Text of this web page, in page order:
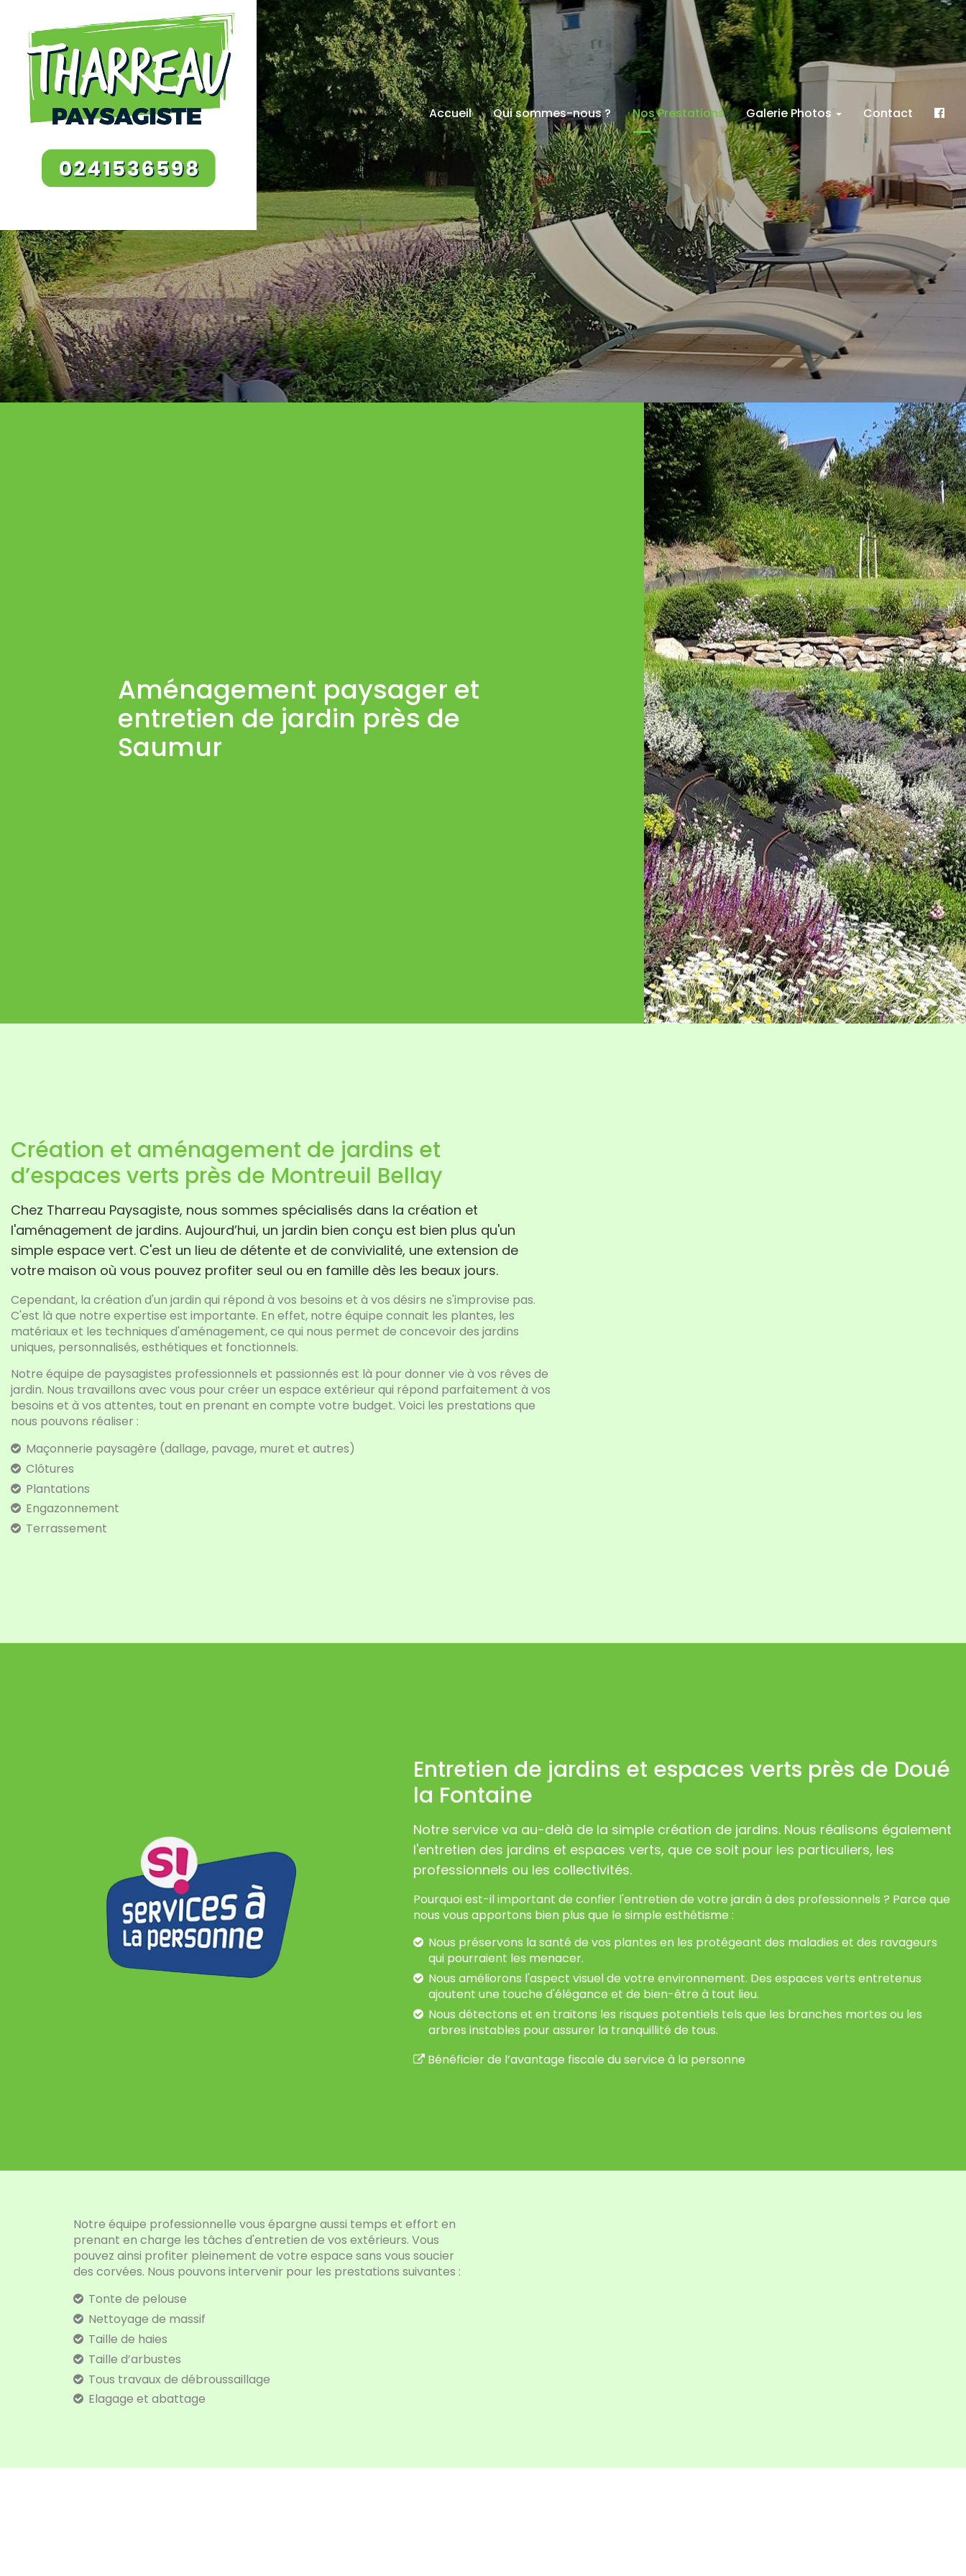
Accueil Qui sommes-nous ? Nos Prestations Galerie Photos Contact
Aménagement paysager et
entretien de jardin près de
Saumur
Création et aménagement de jardins et
d’espaces verts près de Montreuil Bellay
Chez Tharreau Paysagiste, nous sommes spécialisés dans la création et
l'aménagement de jardins. Aujourd’hui, un jardin bien conçu est bien plus qu'un
simple espace vert. C'est un lieu de détente et de convivialité, une extension de
votre maison où vous pouvez profiter seul ou en famille dès les beaux jours.
Cependant, la création d'un jardin qui répond à vos besoins et à vos désirs ne s'improvise pas.
C'est là que notre expertise est importante. En effet, notre équipe connait les plantes, les
matériaux et les techniques d'aménagement, ce qui nous permet de concevoir des jardins
uniques, personnalisés, esthétiques et fonctionnels.
Notre équipe de paysagistes professionnels et passionnés est là pour donner vie à vos rêves de
jardin. Nous travaillons avec vous pour créer un espace extérieur qui répond parfaitement à vos
besoins et à vos attentes, tout en prenant en compte votre budget. Voici les prestations que
nous pouvons réaliser :
Maçonnerie paysagère (dallage, pavage, muret et autres)
Clôtures
Plantations
Engazonnement
Terrassement
Entretien de jardins et espaces verts près de Doué
la Fontaine
Notre service va au-delà de la simple création de jardins. Nous réalisons également
l'entretien des jardins et espaces verts, que ce soit pour les particuliers, les
professionnels ou les collectivités.
Pourquoi est-il important de confier l'entretien de votre jardin à des professionnels ? Parce que
nous vous apportons bien plus que le simple esthétisme :
Nous préservons la santé de vos plantes en les protégeant des maladies et des ravageurs
qui pourraient les menacer.
Nous améliorons l'aspect visuel de votre environnement. Des espaces verts entretenus
ajoutent une touche d'élégance et de bien-être à tout lieu.
Nous détectons et en traitons les risques potentiels tels que les branches mortes ou les
arbres instables pour assurer la tranquillité de tous.
Bénéficier de l’avantage fiscale du service à la personne
Notre équipe professionnelle vous épargne aussi temps et effort en
prenant en charge les tâches d'entretien de vos extérieurs. Vous
pouvez ainsi profiter pleinement de votre espace sans vous soucier
des corvées. Nous pouvons intervenir pour les prestations suivantes :
Tonte de pelouse
Nettoyage de massif
Taille de haies
Taille d’arbustes
Tous travaux de débroussaillage
Elagage et abattage